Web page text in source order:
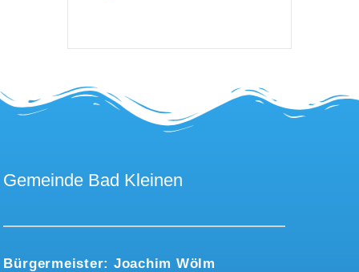
Gemeinde Bad Kleinen
Bürgermeister: Joachim Wölm